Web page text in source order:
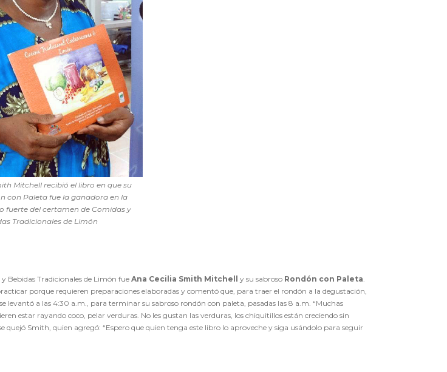
Mitchell recibió el libro en que su
con Paleta fue la ganadora en la
fuerte del certamen de Comidas y
Tradicionales de Limón
Bebidas Tradicionales de Limón fueAna Cecilia Smith Mitchell y su sabroso Rondón con Paleta
porque requieren preparaciones elaboradas y comentó que, para traer el rondón a la degustación,
levantó a las 4:30 a.m., para terminar su sabroso rondón con paleta, pasadas las 8 a.m. “Muchas
estar rayando coco, pelar verduras. No les gustan las verduras, los chiquitillos están creciendo sin
Smith, quien agregó: “Espero que quien tenga este libro lo aproveche y siga usándolo para seguir